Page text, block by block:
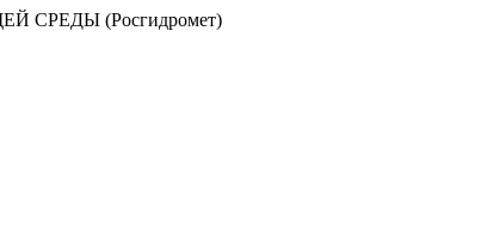
(Росгидромет)